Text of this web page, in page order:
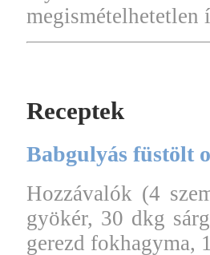
megismételhetetlen
Receptek
Babgulyás füstölt
Hozzávalók (4
gyökér, 30 dkg
gerezd fokhagyma,